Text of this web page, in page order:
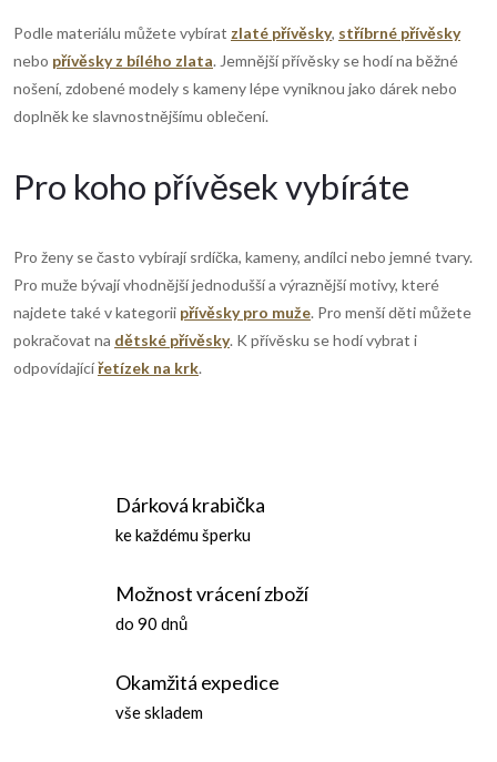
v
ý
p
i
u
Podle materiálu můžete vybírat zlaté přívěsky, stříbrné přívěsky
nebo přívěsky z bílého zlata. Jemnější přívěsky se hodí na běžné
nošení, zdobené modely s kameny lépe vyniknou jako dárek nebo
doplněk ke slavnostnějšímu oblečení.
Pro koho přívěsek vybíráte
Pro ženy se často vybírají srdíčka, kameny, andílci nebo jemné tvary.
Pro muže bývají vhodnější jednodušší a výraznější motivy, které
najdete také v kategorii přívěsky pro muže. Pro menší děti můžete
pokračovat na dětské přívěsky. K přívěsku se hodí vybrat i
odpovídajícířetízek na krk.
Dárková krabička
ke každému šperku
Možnost vrácení zboží
do 90 dnů
Okamžitá expedice
vše skladem